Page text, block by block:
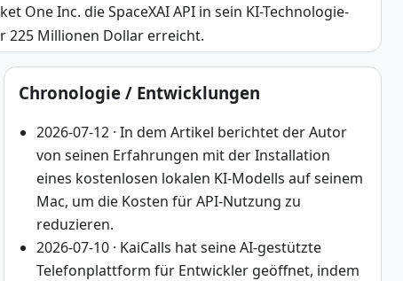
One Inc. die SpaceXAI API in sein KI-Technologie-
225 Millionen Dollar erreicht.
Chronologie / Entwicklungen
2026-07-12 · In dem Artikel berichtet der Autor
von seinen Erfahrungen mit der Installation
eines kostenlosen lokalen KI-Modells auf seinem
Mac, um die Kosten für API-Nutzung zu
reduzieren.
2026-07-10 · KaiCalls hat seine AI-gestützte
Telefonplattform für Entwickler geöffnet, indem